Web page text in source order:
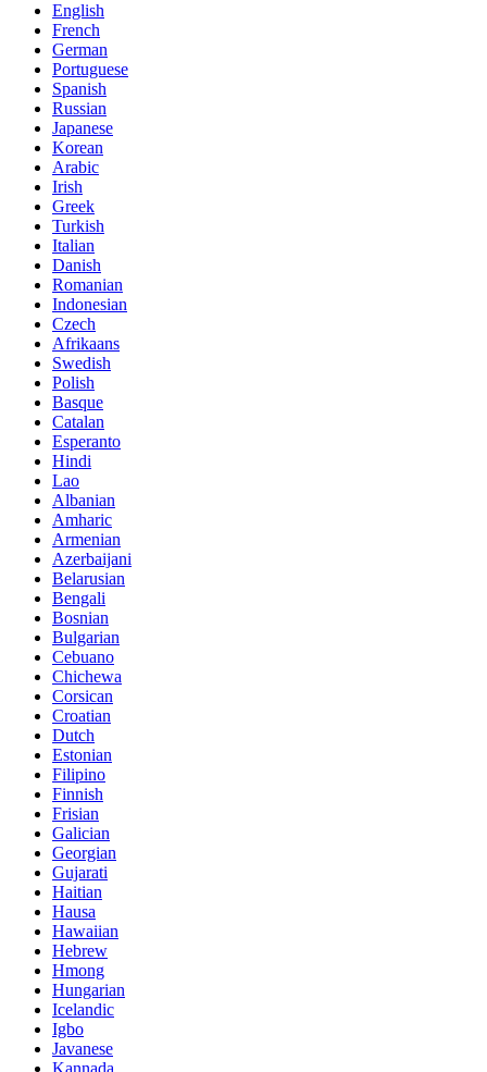
English
French
German
Portuguese
Spanish
Russian
Japanese
Korean
Arabic
Irish
Greek
Turkish
Italian
Danish
Romanian
Indonesian
Czech
Afrikaans
Swedish
Polish
Basque
Catalan
Esperanto
Hindi
Lao
Albanian
Amharic
Armenian
Azerbaijani
Belarusian
Bengali
Bosnian
Bulgarian
Cebuano
Chichewa
Corsican
Croatian
Dutch
Estonian
Filipino
Finnish
Frisian
Galician
Georgian
Gujarati
Haitian
Hausa
Hawaiian
Hebrew
Hmong
Hungarian
Icelandic
Igbo
Javanese